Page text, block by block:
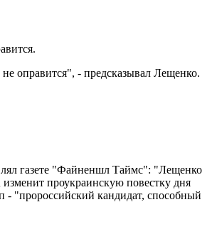
оправится", - предсказывал Лещенко.
газете "Файненшл Таймс": "Лещенко
проукраинскую повестку дня
- "пророссийский кандидат, способный